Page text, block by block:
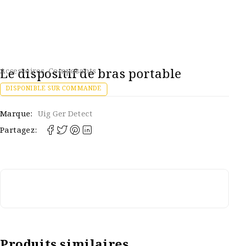
Accessoires,Composants
Le dispositif de bras portable
DISPONIBLE SUR COMMANDE
Marque: Uig Ger Detect
Partagez: